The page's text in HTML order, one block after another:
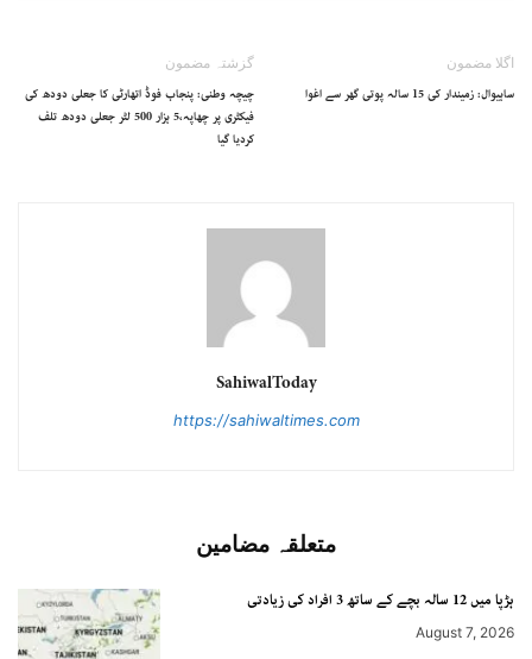
گزشتہ مضمون
چیچہ وطنی: پنجاب فوڈ اتھارٹی کا جعلی دودھ کی
فیکٹری پر چھاپہ،5 ہزار 500 لٹر جعلی دودھ تلف
کردیا گیا
اگلا مضمون
ساہیوال: زمیندار کی 15 سالہ پوتی گھر سے اغوا
SahiwalToday
https://sahiwaltimes.com
متعلقہ مضامین
ہڑپا میں 12 سالہ بچے کے ساتھ 3 افراد کی زیادتی
August 7, 2026